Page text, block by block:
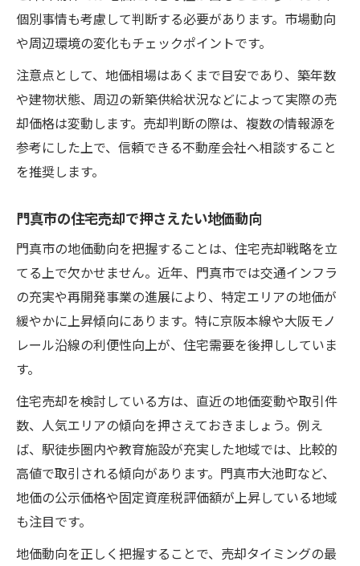
個別事情も考慮して判断する必要があります。市場動向
や周辺環境の変化もチェックポイントです。
注意点として、地価相場はあくまで目安であり、築年数
や建物状態、周辺の新築供給状況などによって実際の売
却価格は変動します。売却判断の際は、複数の情報源を
参考にした上で、信頼できる不動産会社へ相談すること
を推奨します。
門真市の住宅売却で押さえたい地価動向
門真市の地価動向を把握することは、住宅売却戦略を立
てる上で欠かせません。近年、門真市では交通インフラ
の充実や再開発事業の進展により、特定エリアの地価が
緩やかに上昇傾向にあります。特に京阪本線や大阪モノ
レール沿線の利便性向上が、住宅需要を後押ししていま
す。
住宅売却を検討している方は、直近の地価変動や取引件
数、人気エリアの傾向を押さえておきましょう。例え
ば、駅徒歩圏内や教育施設が充実した地域では、比較的
高値で取引される傾向があります。門真市大池町など、
地価の公示価格や固定資産税評価額が上昇している地域
も注目です。
地価動向を正しく把握することで、売却タイミングの最